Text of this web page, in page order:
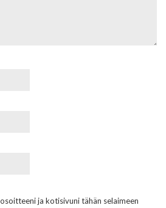
ja kotisivuni tähän selaimeen